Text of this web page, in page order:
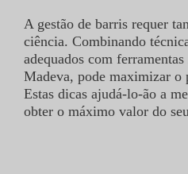
A gestão de barris requer
ciência. Combinando
adequados com
Madeva, pode maximizar o
Estas dicas ajudá-lo-ão a
obter o máximo valor do